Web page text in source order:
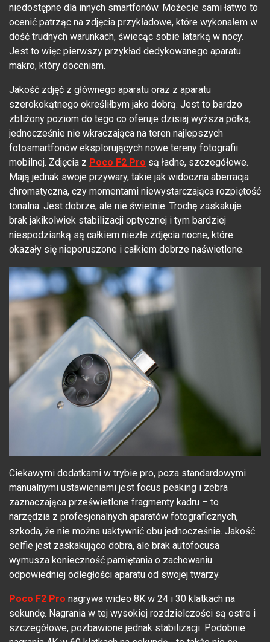
niedostępne dla innych smartfonów. Możecie sami łatwo to
ocenić patrząc na zdjęcia przykładowe, które wykonałem w
dość trudnych warunkach, świecąc sobie latarką w nocy.
Jest to więc pierwszy przykład dedykowanego aparatu
makro, który doceniam.
Jakość zdjęć z głównego aparatu oraz z aparatu
szerokokątnego określiłbym jako dobrą. Jest to bardzo
zbliżony poziom do tego co oferuje dzisiaj wyższa półka,
jednocześnie nie wkraczająca na teren najlepszych
fotosmartfonów eksplorujących nowe tereny fotografii
mobilnej. Zdjęcia z Poco F2 Pro są ładne, szczegółowe.
Mają jednak swoje przywary, takie jak widoczna aberracja
chromatyczna, czy momentami niewystarczająca rozpiętość
tonalna. Jest dobrze, ale nie świetnie. Trochę zaskakuje
brak jakikolwiek stabilizacji optycznej i tym bardziej
niespodzianką są całkiem niezłe zdjęcia nocne, które
okazały się nieporuszone i całkiem dobrze naświetlone.
Ciekawymi dodatkami w trybie pro, poza standardowymi
manualnymi ustawieniami jest focus peaking i zebra
zaznaczająca prześwietlone fragmenty kadru – to
narzędzia z profesjonalnych aparatów fotograficznych,
szkoda, że nie można uaktywnić obu jednocześnie. Jakość
selfie jest zaskakująco dobra, ale brak autofocusa
wymusza konieczność pamiętania o zachowaniu
odpowiedniej odległości aparatu od swojej twarzy.
Poco F2 Pro nagrywa wideo 8K w 24 i 30 klatkach na
sekundę. Nagrania w tej wysokiej rozdzielczości są ostre i
szczegółowe, pozbawione jednak stabilizacji. Podobnie